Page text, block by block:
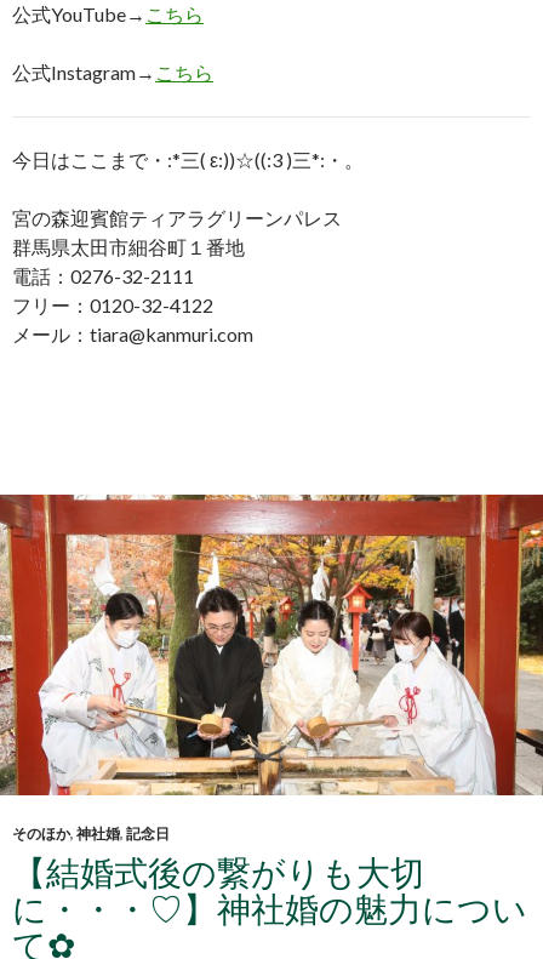
公式YouTube→ こちら
公式Instagram→ こちら
今日はここまで・:*三( ε:))☆((:3 )三*:・。
宮の森迎賓館ティアラグリーンパレス
群馬県太田市細谷町１番地
電話：0276-32-2111
フリー：0120-32-4122
メール：tiara@kanmuri.com
そのほか, 神社婚, 記念日
【結婚式後の繋がりも大切
に・・・♡】神社婚の魅力につい
て✿